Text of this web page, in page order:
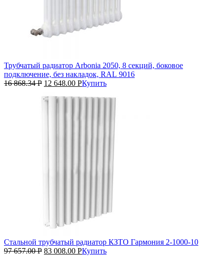
Трубчатый радиатор Arbonia 2050, 8 секций, боковое
подключение, без накладок, RAL 9016
16 868.34Р 12 648.00 РКупить
Стальной трубчатый радиатор КЗТО Гармония 2‑1000‑10
97 657.00Р 83 008.00 РКупить